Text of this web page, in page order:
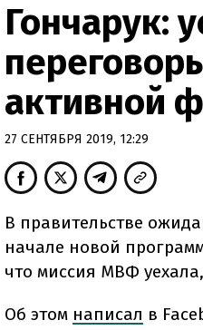
Гончарук:
активной
27 СЕНТЯБРЯ 2019, 12:29
В правительстве
начале новой
что миссия МВФ
Об этом написал в